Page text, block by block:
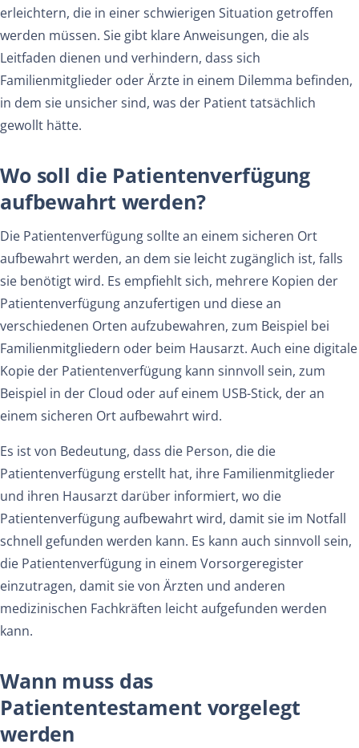
erleichtern, die in einer schwierigen Situation getroffen
werden müssen. Sie gibt klare Anweisungen, die als
Leitfaden dienen und verhindern, dass sich
Familienmitglieder oder Ärzte in einem Dilemma befinden,
in dem sie unsicher sind, was der Patient tatsächlich
gewollt hätte.
Wo soll die Patientenverfügung
aufbewahrt werden?
Die Patientenverfügung sollte an einem sicheren Ort
aufbewahrt werden, an dem sie leicht zugänglich ist, falls
sie benötigt wird. Es empfiehlt sich, mehrere Kopien der
Patientenverfügung anzufertigen und diese an
verschiedenen Orten aufzubewahren, zum Beispiel bei
Familienmitgliedern oder beim Hausarzt. Auch eine digitale
Kopie der Patientenverfügung kann sinnvoll sein, zum
Beispiel in der Cloud oder auf einem USB-Stick, der an
einem sicheren Ort aufbewahrt wird.
Es ist von Bedeutung, dass die Person, die die
Patientenverfügung erstellt hat, ihre Familienmitglieder
und ihren Hausarzt darüber informiert, wo die
Patientenverfügung aufbewahrt wird, damit sie im Notfall
schnell gefunden werden kann. Es kann auch sinnvoll sein,
die Patientenverfügung in einem Vorsorgeregister
einzutragen, damit sie von Ärzten und anderen
medizinischen Fachkräften leicht aufgefunden werden
kann.
Wann muss das
Patiententestament vorgelegt
werden